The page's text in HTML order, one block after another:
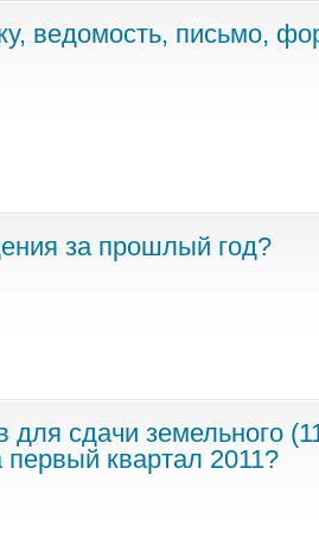
ведомость, письмо,
за прошлый год?
сдачи земельного
первый квартал 2011?